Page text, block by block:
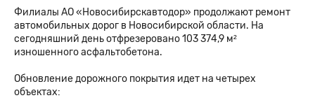
Филиалы АО «Новосибирскавтодор» продолжают ремонт
автомобильных дорог в Новосибирской области. На
сегодняшний день отфрезеровано 103 374,9 м²
изношенного асфальтобетона.
Обновление дорожного покрытия идет на четырех
объектах: